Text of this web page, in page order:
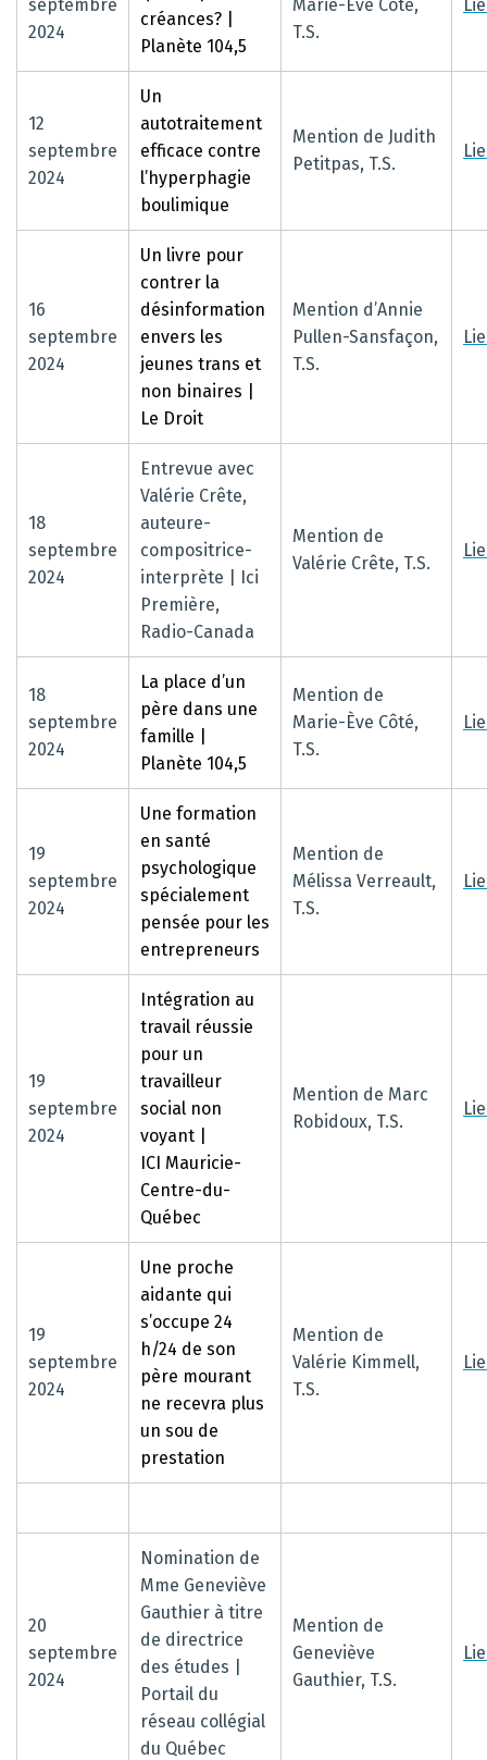
septembre
2024
créances? |
Planète 104,5
Marie-Ève Côté,
T.S.
12
septembre
2024
Un
autotraitement
efficace contre
l’hyperphagie
boulimique
Mention de Judith
Petitpas, T.S.
16
septembre
2024
Un livre pour
contrer la
désinformation
envers les
jeunes trans et
non binaires |
Le Droit
Mention d’Annie
Pullen-Sansfaçon,
T.S.
18
septembre
2024
Entrevue avec
Valérie Crête,
auteure-
compositrice-
interprète | Ici
Première,
Radio-Canada
Mention de
Valérie Crête, T.S.
18
septembre
2024
La place d’un
père dans une
famille |
Planète 104,5
Mention de
Marie-Ève Côté,
T.S.
19
septembre
2024
Une formation
en santé
psychologique
spécialement
pensée pour les
entrepreneurs
Mention de
Mélissa Verreault,
T.S.
19
septembre
2024
Intégration au
travail réussie
pour un
travailleur
social non
voyant |
ICI Mauricie-
Centre-du-
Québec
Mention de Marc
Robidoux, T.S.
19
septembre
2024
Une proche
aidante qui
s’occupe 24
h/24 de son
père mourant
ne recevra plus
un sou de
prestation
Mention de
Valérie Kimmell,
T.S.
20
septembre
2024
Nomination de
Mme Geneviève
Gauthier à titre
de directrice
des études |
Portail du
réseau collégial
du Québec
Mention de
Geneviève
Gauthier, T.S.